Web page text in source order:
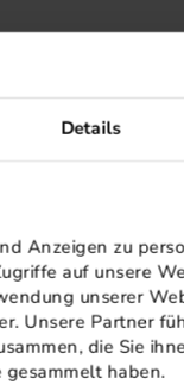
Details
Anzeigen zu
auf unsere
unserer
Unsere Partner
die Sie
gesammelt haben.